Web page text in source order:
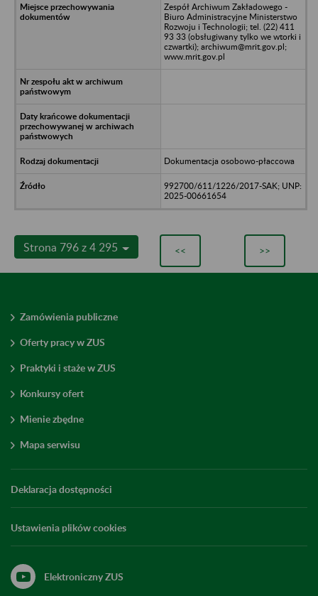
Zespół Archiwum Zakładowego -
Biuro Administracyjne Ministerstwo
Rozwoju i Technologii; tel. (22) 411
93 33 (obsługiwany tylko we wtorki i
czwartki); archiwum@mrit.gov.pl;
www.mrit.gov.pl
Dokumentacja osobowo-płaccowa
992700/611/1226/2017-SAK; UNP:
2025-00661654
Strona 796 z 4 295 << >>
Zamówienia publiczne
Oferty pracy w ZUS
Praktyki i staże w ZUS
Konkursy ofert
Mienie zbędne
Mapa serwisu
Deklaracja dostępności
Ustawienia plików cookies
Elektroniczny ZUS